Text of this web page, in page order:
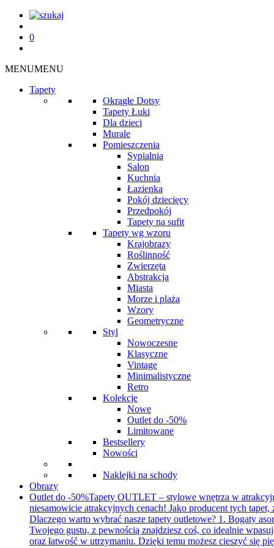
0
MENUMENU
Tapety
Okrągłe Dotsy
Tapety Łuki
Dla dzieci
Murale
Pomieszczenia
Sypialnia
Salon
Kuchnia
Łazienka
Pokój dziecięcy
Przedpokój
Tapety na sufit
Tapety wg wzoru
Krajobrazy
Roślinność
Zwierzęta
Abstrakcja
Miasta
Morze i plaża
Wzory
Geometryczne
Styl
Nowoczesne
Klasyczne
Vintage
Minimalistyczne
Retro
Kolekcje
Nowe
Outlet do -50%
Limitowane
Bestsellery
Nowości
Naklejki na schody
Obrazy
Outlet do -50%Tapety OUTLET – stylowe wnętrza w
niesamowicie atrakcyjnych cenach! Jako producent tych
Dlaczego warto wybrać nasze tapety outletowe? 1. Bogaty
Twojego gustu, z pewnością znajdziesz coś, co idealnie
oraz łatwość w utrzymaniu. Dzięki temu możesz cieszyć się